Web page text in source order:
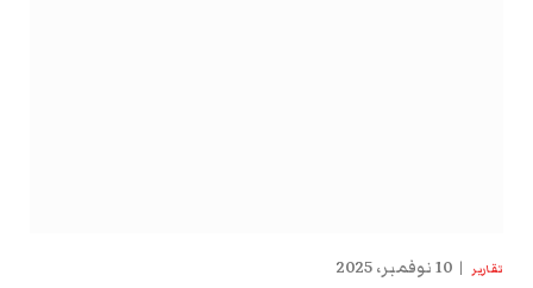
تقارير 10 نوفمبر، 2025